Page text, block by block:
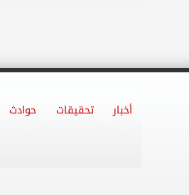
أخبار تحقيقات حوادث